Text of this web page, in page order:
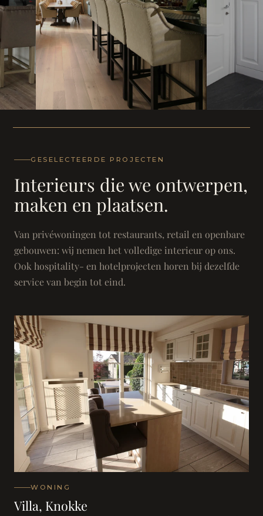
Landhuis - Grimbergen
GESELECTEERDE PROJECTEN
Interieurs die we ontwerpen,
maken en plaatsen.
Van privéwoningen tot restaurants, retail en openbare
gebouwen: wij nemen het volledige interieur op ons.
Ook hospitality- en hotelprojecten horen bij dezelfde
service van begin tot eind.
WONING
Villa, Knokke